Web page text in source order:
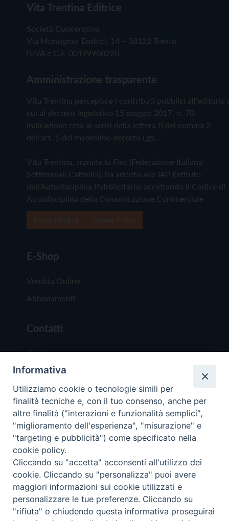
Vita Trentina Editrice
Società Cooperativa
Via Monsignor Endrici, 14 – 38122 Trento
P.IVA e C.F. 00199960220
Amministrazione trasparente
Vita Trentina percepisce i contributi pubblici all'editoria
cui al decreto legislativo 15 maggio 2017, n. 70.
Indicazione resa ai sensi della lettera f) del comma 2
dell'art. 5 del medesimo decreto Lgs.
Vita Trentina, tramite la Fisc (Federazione Italiana
Settimanali Cattolici), ha aderito allo IAP (Istituto
dell'Autodisciplina Pubblicitaria) accettando il Codice di
Autodisciplina della Comunicazione Commerciale
E-Shop
Vendita Online
Abbonamenti
Contatti
Chi Siamo
Redazione
Scrivici
Copyright © 2019 - Tutti i diritti riservati - Vita
Trentina Editrice
Privacy Policy
Torna
Informativa
Utilizziamo cookie o tecnologie simili per
finalità tecniche e, con il tuo consenso, anche per
altre finalità ("interazioni e funzionalità semplici",
"miglioramento dell'esperienza", "misurazione" e
"targeting e pubblicità") come specificato nella
cookie policy.
Cliccando su "accetta" acconsenti all'utilizzo dei
cookie. Cliccando su "personalizza" puoi avere
maggiori informazioni sui cookie utilizzati e
personalizzare le tue preferenze. Cliccando su
"rifiuta" o chiudendo questa informativa proseguirai